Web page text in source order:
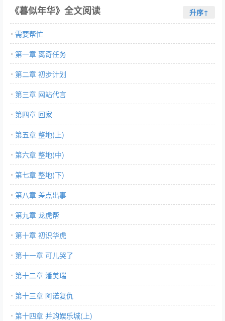
《暮似年华》全文阅读 升序↑
需要帮忙
第一章 离奇任务
第二章 初步计划
第三章 网站代言
第四章 回家
第五章 整地(上)
第六章 整地(中)
第七章 整地(下)
第八章 差点出事
第九章 龙虎帮
第十章 初识华虎
第十一章 可儿哭了
第十二章 潘美瑞
第十三章 阿诺复仇
第十四章 并购娱乐城(上)